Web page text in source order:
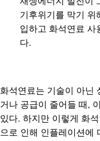
기후위기를 막기 위
입하고 화석연료 사
다.
화석연료는 기술이 아닌
거나 공급이 줄어들 때,
있다. 하지만 이렇게 화
으로 인해 인플레이션에